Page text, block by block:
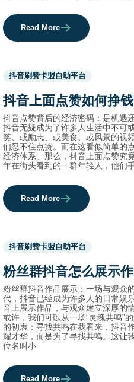
Read More
Used
before
category
names.
抖音刷赞卡盟自助平台
抖音上面点赞如何挣
抖音点赞背后的经济密码：是机遇
抖音无疑成为了许多人生活中不可
笑、或励志、或美食、或风景的视
们忍不住点赞。而在这看似简单的
经济体系。那么，抖音上面点赞究
年在街头看到的一群年轻人，他们
Read More
Used
before
names.
抖音刷赞卡盟自助平台
粉丝群抖音怎么展示
粉丝群抖音作品展示：一场与观众
代，抖音已经成为许多人的日常娱
音上展示作品，与观众建立深厚的
或许，我们可以从一场“灵魂共鸣”
的初衷：寻找共鸣在我看来，抖音
耀才华，而是为了寻找共鸣。这让
位名叫小
Read More